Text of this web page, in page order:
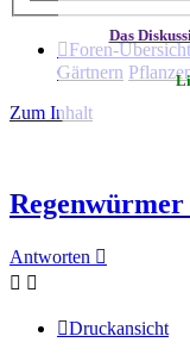
Das
Foren-Übersicht
Gärtnern
Zum Inhalt
Antworten
Druckansicht